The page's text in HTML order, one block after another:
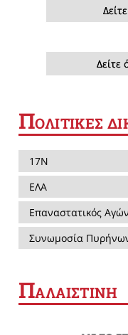
ΠΟΛΙΤΙΚΕΣ
17Ν
ΕΛΑ
Επαναστατικός
Συνωμοσία
ΠΑΛΑΙΣΤΙΝΗ